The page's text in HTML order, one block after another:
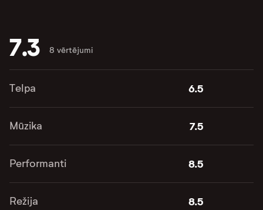
7.3 8 vērtējumi
Telpa 6.5
Mūzika 7.5
Performanti 8.5
Režija 8.5